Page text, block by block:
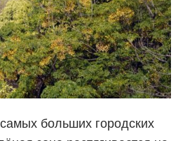
больших городских